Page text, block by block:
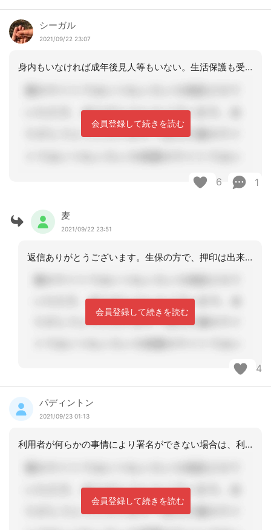
シーガル
2021/09/22 23:07
身内もいなければ成年後見人等もいない。生活保護も受けていない。まったくの一人でい
会員登録して続きを読む
6 1
麦
2021/09/22 23:51
返信ありがとうございます。生保の方で、押印は出来ますが、三文判しかありません。ケ
会員登録して続きを読む
4
パディントン
2021/09/23 01:13
利用者が何らかの事情により署名ができない場合は、利用者氏名に続いて 代筆者氏名
会員登録して続きを読む